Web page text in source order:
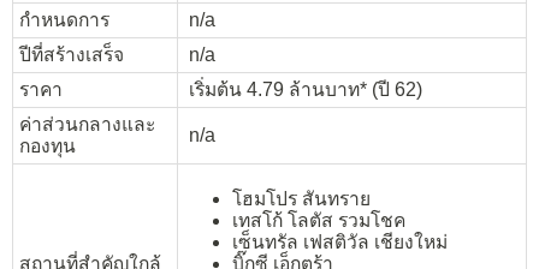
กำหนดการ
n/a
ปีที่สร้างเสร็จ
n/a
ราคา
เริ่มต้น 4.79 ล้านบาท* (ปี 62)
ค่าส่วนกลางและ
กองทุน
n/a
สถานที่สำคัญใกล้
โฮมโปร สันทราย
เทสโก้ โลตัส รวมโชค
เซ็นทรัล เฟสติวัล เชียงใหม่
บิ๊กซี เอ็กตร้า